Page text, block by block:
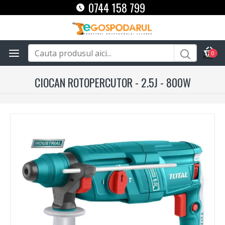
0744 158 799
0
CIOCAN ROTOPERCUTOR - 2.5J - 800W